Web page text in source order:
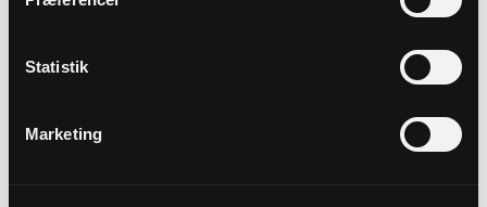
Statistik
Marketing
Dog skal eventuelle spørgsmål vedrørende
Hjemmeside: